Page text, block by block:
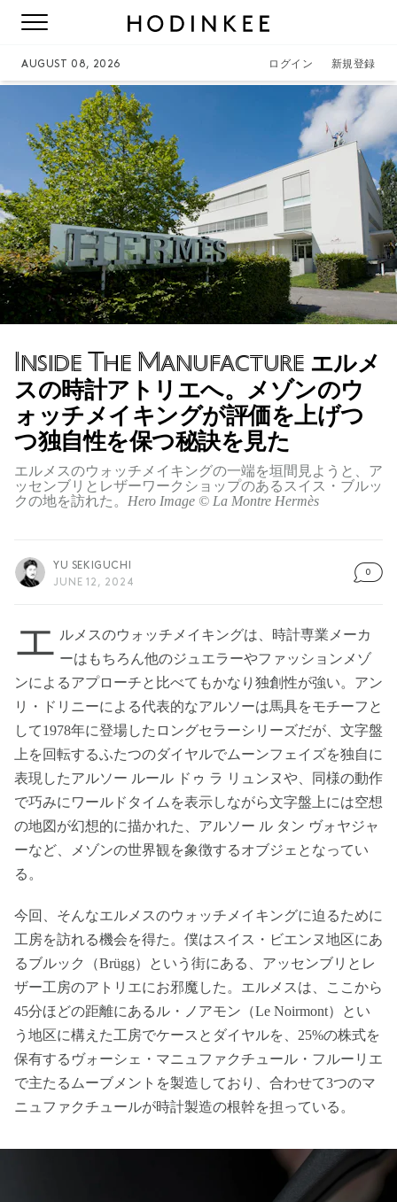
AUGUST 08, 2026 ログイン 新規登録
Inside The Manufacture エルメ
スの時計アトリエへ。メゾンのウ
ォッチメイキングが評価を上げつ
つ独自性を保つ秘訣を見た
エルメスのウォッチメイキングの一端を垣間見ようと、ア
ッセンブリとレザーワークショップのあるスイス・ブルッ
クの地を訪れた。 Hero Image © La Montre Hermès
YU SEKIGUCHI
JUNE 12, 2024
0
エ ルメスのウォッチメイキングは、時計専業メーカ
ーはもちろん他のジュエラーやファッションメゾ
ンによるアプローチと比べてもかなり独創性が強い。アン
リ・ドリニーによる代表的なアルソーは馬具をモチーフと
して1978年に登場したロングセラーシリーズだが、文字盤
上を回転するふたつのダイヤルでムーンフェイズを独自に
表現したアルソー ルール ドゥ ラ リュンヌや、同様の動作
で巧みにワールドタイムを表示しながら文字盤上には空想
の地図が幻想的に描かれた、アルソー ル タン ヴォヤジャ
ーなど、メゾンの世界観を象徴するオブジェとなってい
る。
今回、そんなエルメスのウォッチメイキングに迫るために
工房を訪れる機会を得た。僕はスイス・ビエンヌ地区にあ
るブルック（Brügg）という街にある、アッセンブリとレ
ザー工房のアトリエにお邪魔した。エルメスは、ここから
45分ほどの距離にあるル・ノアモン（Le Noirmont）とい
う地区に構えた工房でケースとダイヤルを、25%の株式を
保有するヴォーシェ・マニュファクチュール・フルーリエ
で主たるムーブメントを製造しており、合わせて3つのマ
ニュファクチュールが時計製造の根幹を担っている。